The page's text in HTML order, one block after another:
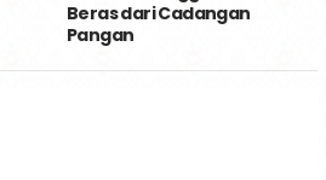
Beras dari Cadangan
Pangan